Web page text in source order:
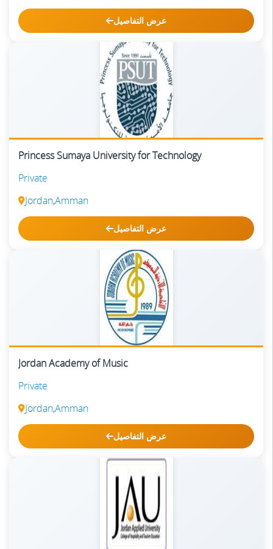
عرض التفاصيل
Princess Sumaya University for Technology
Private
Jordan,Amman
عرض التفاصيل
Jordan Academy of Music
Private
Jordan,Amman
عرض التفاصيل